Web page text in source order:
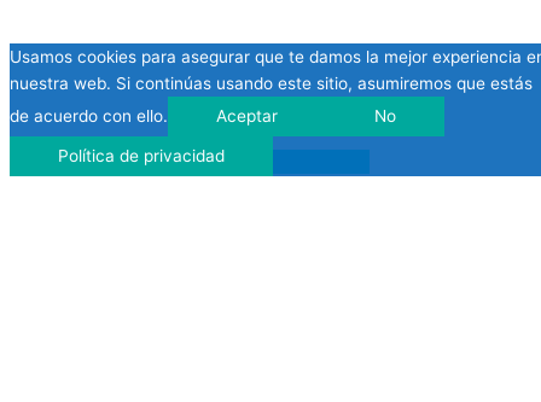
Usamos cookies para asegurar que te damos la mejor experiencia
nuestra web. Si continúas usando este sitio, asumiremos que estás
de acuerdo con ello.
Aceptar No
Política de privacidad